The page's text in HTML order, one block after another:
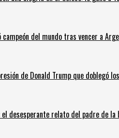
campeón del mundo tras vencer a
de Donald Trump que doblegó
desesperante relato del padre de